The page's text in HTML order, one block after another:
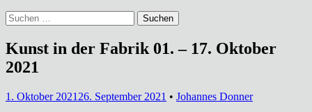
Suchen
nach:
Kunst in der Fabrik 01. – 17. Oktober
2021
1. Oktober 2021 26. September 2021 • Johannes Donner